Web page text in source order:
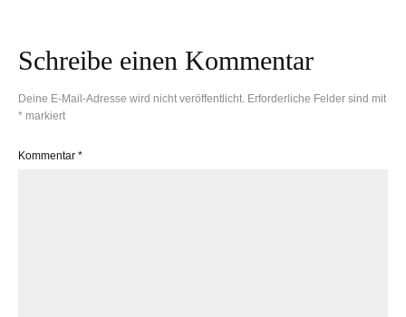
Schreibe einen Kommentar
Deine E-Mail-Adresse wird nicht veröffentlicht. Erforderliche Felder sind mit
* markiert
Kommentar *